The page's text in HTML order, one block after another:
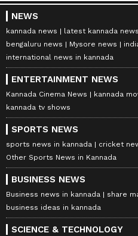
NEWS
kannada news latest kannada news
bengaluru news
Mysore news
international news in kannada
ENTERTAINMENT NEWS
Kannada Cinema News kannada
kannada tv shows
SPORTS NEWS
sports news in kannada
cricket
Other Sports News in Kannada
BUSINESS NEWS
Business news in kannada
share
business ideas in kannada
SCIENCE & TECHNOLOGY